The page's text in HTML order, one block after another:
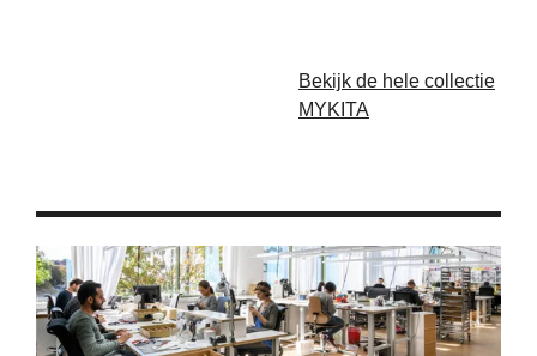
Bekijk de hele collectie
MYKITA